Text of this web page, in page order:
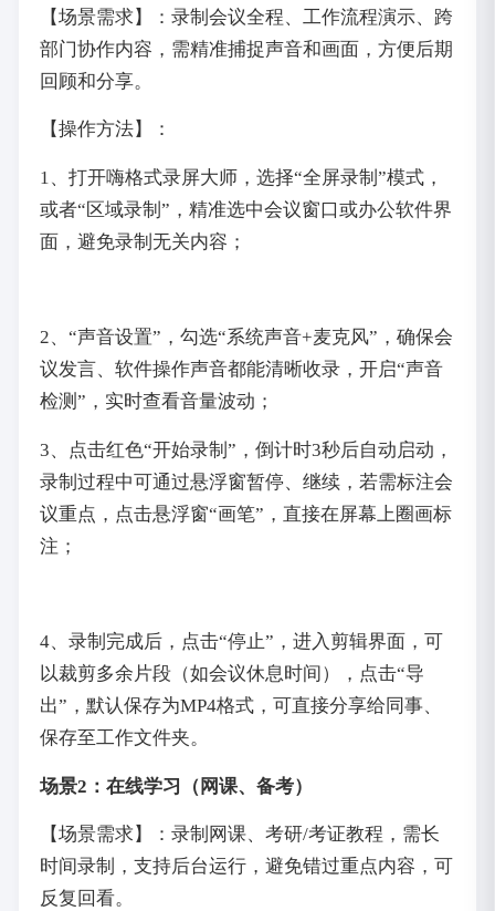
【场景需求】：录制会议全程、工作流程演示、跨
部门协作内容，需精准捕捉声音和画面，方便后期
回顾和分享。
【操作方法】：
1、打开嗨格式录屏大师，选择“全屏录制”模式，
或者“区域录制”，精准选中会议窗口或办公软件界
面，避免录制无关内容；
2、“声音设置”，勾选“系统声音+麦克风”，确保会
议发言、软件操作声音都能清晰收录，开启“声音
检测”，实时查看音量波动；
3、点击红色“开始录制”，倒计时3秒后自动启动，
录制过程中可通过悬浮窗暂停、继续，若需标注会
议重点，点击悬浮窗“画笔”，直接在屏幕上圈画标
注；
4、录制完成后，点击“停止”，进入剪辑界面，可
以裁剪多余片段（如会议休息时间），点击“导
出”，默认保存为MP4格式，可直接分享给同事、
保存至工作文件夹。
场景2：在线学习（网课、备考）
【场景需求】：录制网课、考研/考证教程，需长
时间录制，支持后台运行，避免错过重点内容，可
反复回看。